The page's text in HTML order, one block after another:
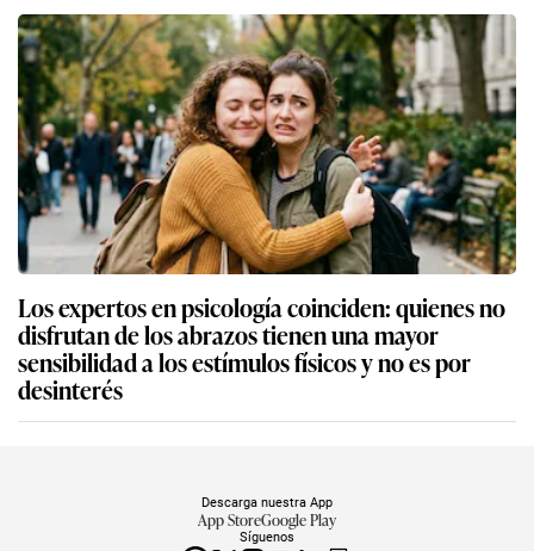
Los expertos en psicología coinciden: quienes no
disfrutan de los abrazos tienen una mayor
sensibilidad a los estímulos físicos y no es por
desinterés
Síguenos
Descarga nuestra App
App StoreGoogle Play